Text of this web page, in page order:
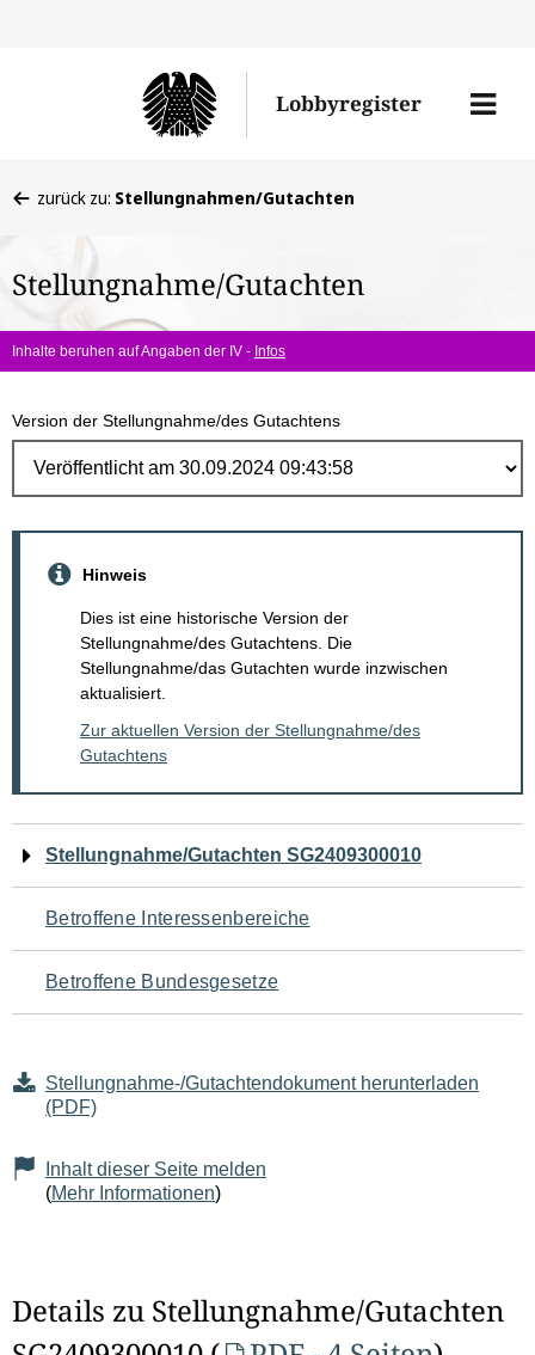
Lobbyregister
Menü
befinden
hier:
zurück zu: Stellungnahmen/Gutachten
Stellungnahme/Gutachten
Inhalte beruhen auf Angaben der IV - Infos
Version der Stellungnahme/des Gutachtens
Hinweis
Dies ist eine historische Version der
Stellungnahme/des Gutachtens. Die
Stellungnahme/das Gutachten wurde inzwischen
aktualisiert.
Zur aktuellen Version der Stellungnahme/des
Gutachtens
Navigation
für
den
Seiteninhalt
Stellungnahme/Gutachten SG2409300010
Betroffene Interessenbereiche
Betroffene Bundesgesetze
Stellungnahme-/Gutachtendokument herunterladen
(PDF)
Inhalt dieser Seite melden
(Mehr Informationen)
Details zu Stellungnahme/Gutachten